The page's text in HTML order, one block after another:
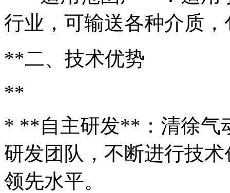
行业，可输送各种介质
**二、技术优势
**
* **自主研发**：清徐气
研发团队，不断进行技
领先水平。